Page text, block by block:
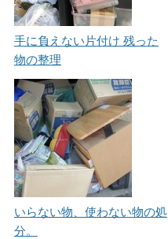
手に負えない片付け 残った
物の整理
いらない物、使わない物の処
分。